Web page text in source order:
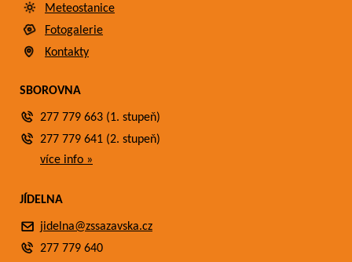
Meteostanice
Fotogalerie
Kontakty
SBOROVNA
277 779 663 (1. stupeň)
277 779 641 (2. stupeň)
více info »
JÍDELNA
jidelna@zssazavska.cz
277 779 640